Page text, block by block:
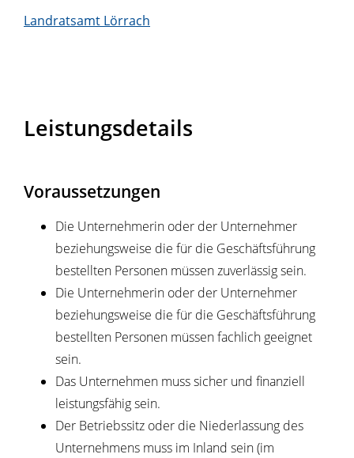
Landratsamt Lörrach
Leistungsdetails
Voraussetzungen
Die Unternehmerin oder der Unternehmer
beziehungsweise die für die Geschäftsführung
bestellten Personen müssen zuverlässig sein.
Die Unternehmerin oder der Unternehmer
beziehungsweise die für die Geschäftsführung
bestellten Personen müssen fachlich geeignet
sein.
Das Unternehmen muss sicher und finanziell
leistungsfähig sein.
Der Betriebssitz oder die Niederlassung des
Unternehmens muss im Inland sein(im